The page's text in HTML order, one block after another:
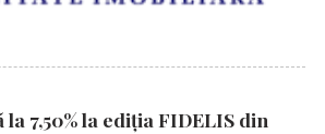
la 7,50% la ediția FIDELIS din